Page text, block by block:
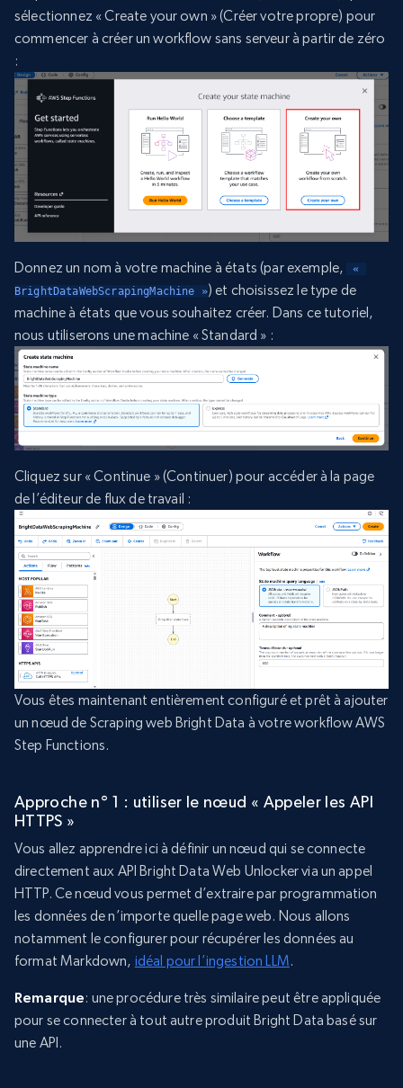
sélectionnez « Create your own » (Créer votre propre) pour
commencer à créer un workflow sans serveur à partir de zéro
:
Donnez un nom à votre machine à états (par exemple,
«
BrightDataWebScrapingMachine ») et choisissez le type de
machine à états que vous souhaitez créer. Dans ce tutoriel,
nous utiliserons une machine « Standard » :
Cliquez sur « Continue » (Continuer) pour accéder à la page
de l’éditeur de flux de travail :
Vous êtes maintenant entièrement configuré et prêt à ajouter
un nœud de Scraping web Bright Data à votre workflow AWS
Step Functions.
Approche n° 1 : utiliser le nœud « Appeler les API
HTTPS »
Vous allez apprendre ici à définir un nœud qui se connecte
directement aux API Bright Data Web Unlocker via un appel
HTTP. Ce nœud vous permet d’extraire par programmation
les données de n’importe quelle page web. Nous allons
notamment le configurer pour récupérer les données au
format Markdown, idéal pour l’ingestion LLM.
Remarque: une procédure très similaire peut être appliquée
pour se connecter à tout autre produit Bright Data basé sur
une API.